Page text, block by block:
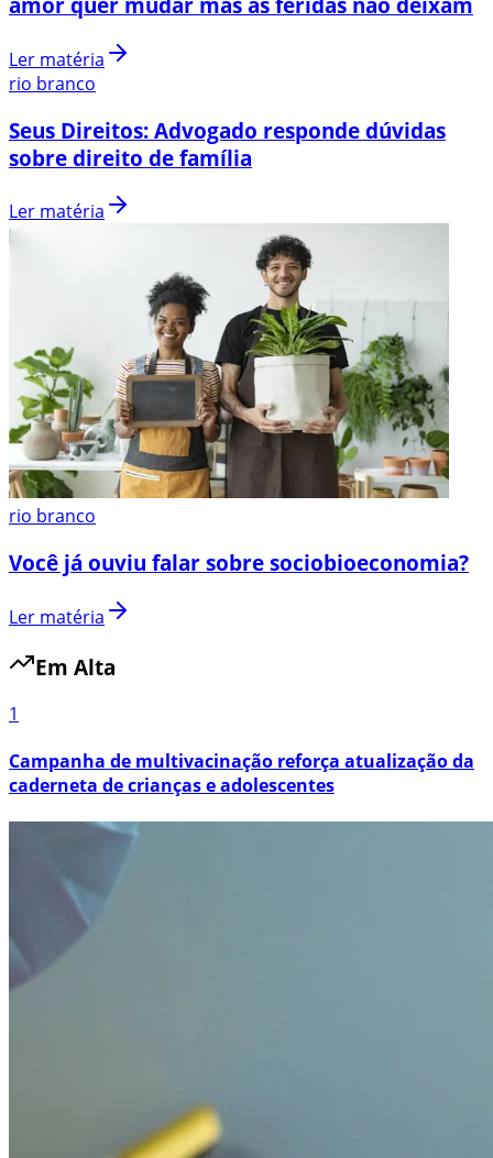
Ler matéria
rio branco
Seus Direitos: Advogado responde dúvidas
sobre direito de família
Ler matéria
rio branco
Você já ouviu falar sobre sociobioeconomia?
Ler matéria
Em Alta
1
Campanha de multivacinação reforça atualização da
caderneta de crianças e adolescentes